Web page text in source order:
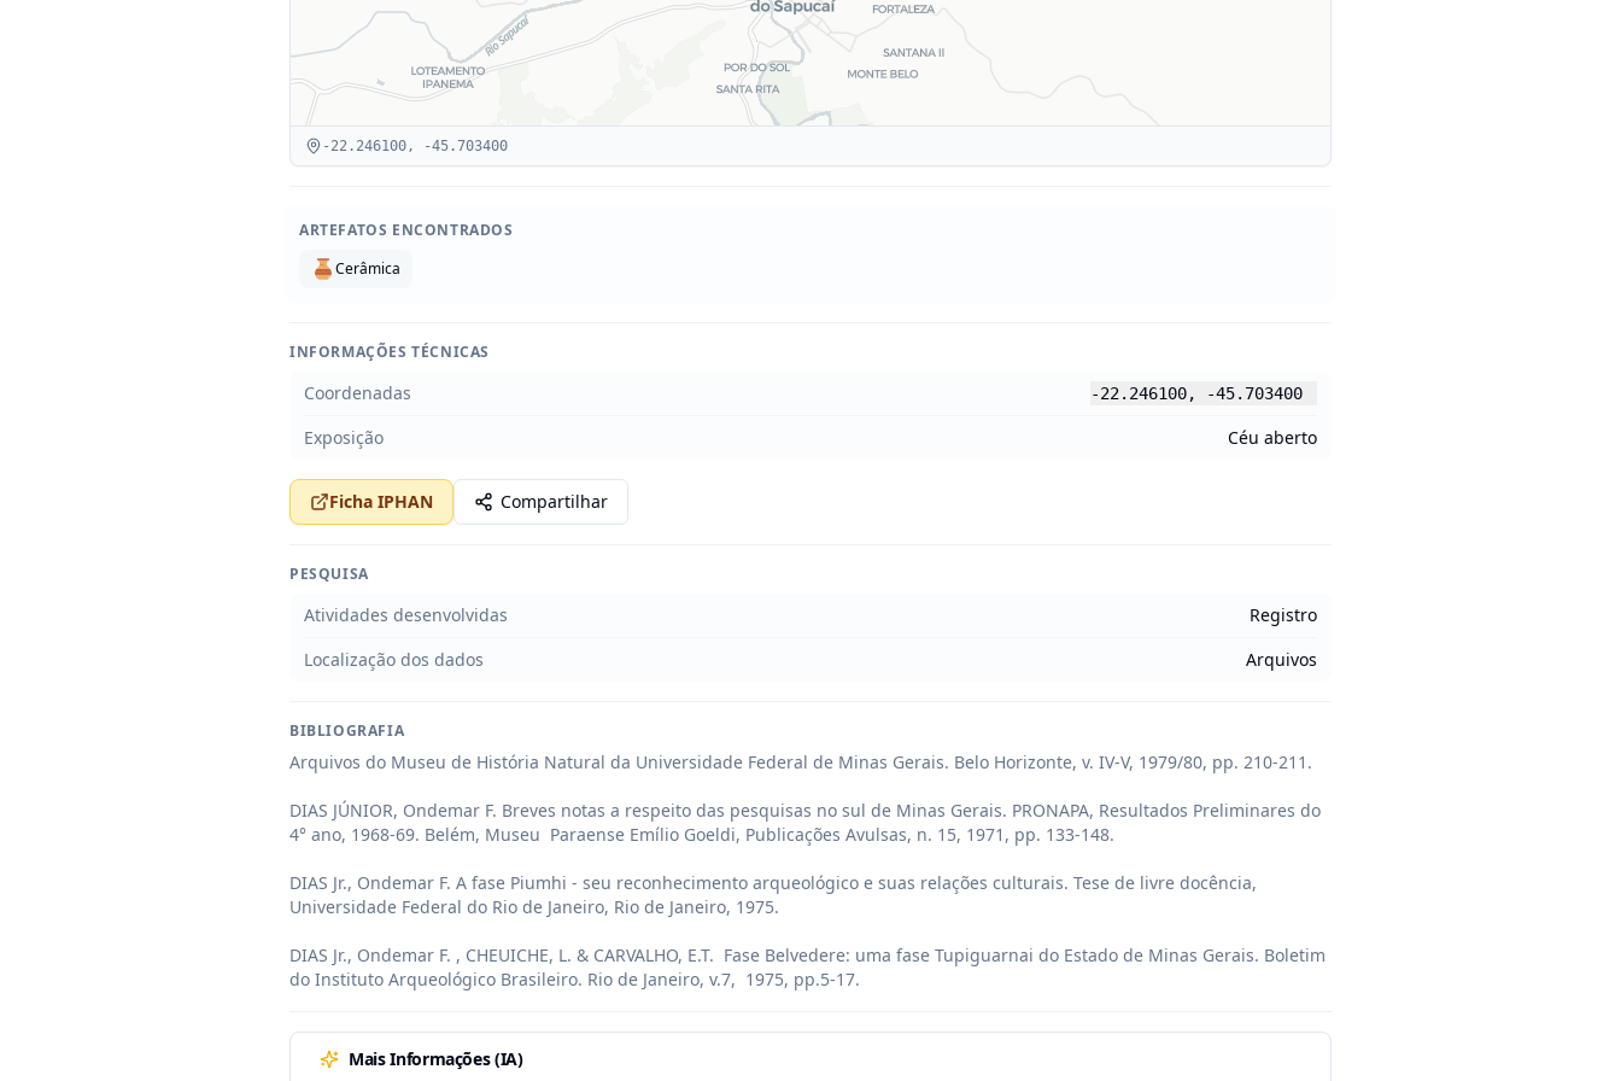
-22.246100, -45.703400
ARTEFATOS ENCONTRADOS
Cerâmica
INFORMAÇÕES TÉCNICAS
Coordenadas -22.246100, -45.703400
Exposição Céu aberto
Ficha IPHAN Compartilhar
PESQUISA
Atividades desenvolvidas
Registro
Localização dos dados
Arquivos
BIBLIOGRAFIA
Arquivos do Museu de História Natural da Universidade Federal de Minas Gerais. Belo Horizonte, v. IV-V, 1979/80, pp. 210-211.
DIAS JÚNIOR, Ondemar F. Breves notas a respeito das pesquisas no sul de Minas Gerais. PRONAPA, Resultados Preliminares do
4° ano, 1968-69. Belém, Museu  Paraense Emílio Goeldi, Publicações Avulsas, n. 15, 1971, pp. 133-148.
DIAS Jr., Ondemar F. A fase Piumhi - seu reconhecimento arqueológico e suas relações culturais. Tese de livre docência,
Universidade Federal do Rio de Janeiro, Rio de Janeiro, 1975.
DIAS Jr., Ondemar F. , CHEUICHE, L. & CARVALHO, E.T.  Fase Belvedere: uma fase Tupiguarnai do Estado de Minas Gerais. Boletim
do Instituto Arqueológico Brasileiro. Rio de Janeiro, v.7,  1975, pp.5-17.
Mais Informações (IA)